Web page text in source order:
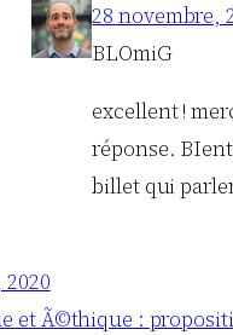
28 novembre,
BLOmiG
excellent !
réponse.
billet qui
et Ã©thique :